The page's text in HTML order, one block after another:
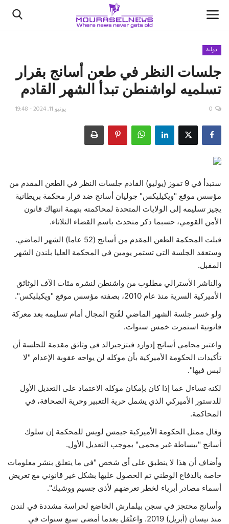
الأخبار
كتّابنا
اقتصاد
رياضة
فيديو
حياة
دولية
جلسات النظر في طعن أسانج بقرار
تسلميه لواشنطن تبدأ الشهر القادم
يونيو 11, 2024 - 19:48 0
ستبدأ في 9 تموز (يوليو) القادم جلسات النظر في الطعن المقدم من
مؤسس موقع "ويكيليكس" جوليان أسانج ضد قرار محكمة بريطانية
يجيز تسليمه إلى الولايات المتحدة لمحاكمته بتهمة انتهاك قانون
الأمن القومي، حسبما ذكر متحدث باسم القضاء الثلاثاء.
قبلت المحكمة الطعن المقدم من أسانج (52 عاما) الشهر الماضي.
وستعقد الجلسة التي تستمر يومين في المحكمة العليا بلندن الشهر
المقبل.
والناشر الأسترالي مطلوب من واشنطن لنشره مئات الآف الوثائق
الأميركية السرية منذ عام 2010، بصفته مؤسس موقع "ويكيليكس".
ولو خسر جلسة الشهر الماضي لفُتح المجال أمام تسليمه بعد معركة
قانونية استمرت خمس سنوات.
واعتبر محامي أسانج إدوارد فيتزجيرالد في وثائق مقدمة للجلسة أن
تأكيدات الحكومة الأميركية بأن موكله لن يواجه عقوبة الإعدام "لا
لبس فيها".
لكنه تساءل عما إذا كان بإمكان موكله الاعتماد على التعديل الأول
للدستور الأميركي الذي يشمل حرية التعبير وحرية الصحافة، في
المحاكمة.
وقال ممثل الحكومة الأميركية جيمس لويس للمحكمة إن سلوك
أسانج "ببساطة غير محمي" بموجب التعديل الأول.
وأضاف أن هذا لا ينطبق على أي شخص "في ما يتعلق بنشر معلومات
خاصة بالدفاع الوطني تم الحصول عليها بشكل غير قانوني مع تعريض
أسماء مصادر أبرياء لخطر تعرضهم لأذى جسيم ووشيك".
وأسانج محتجز في سجن بيلمارش الخاضع لحراسة مشددة في لندن
منذ نيسان (أبريل) 2019. واعتُقل بعدما أمضى سبع سنوات في